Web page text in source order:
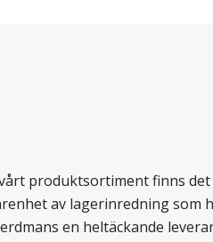
produktsortiment finns
av lagerinredning som
en heltäckande